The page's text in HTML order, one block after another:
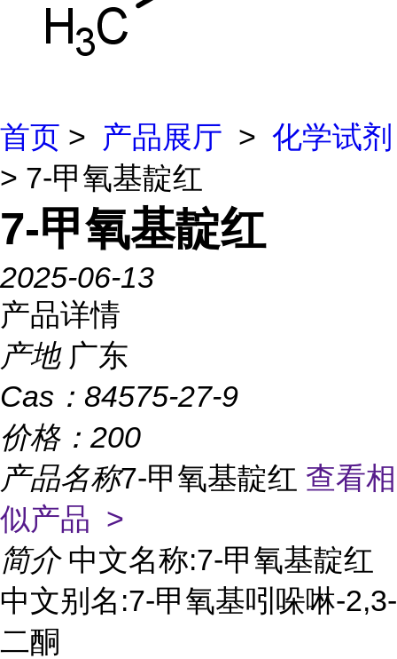
首页 > 产品展厅 > 化学试剂
> 7-甲氧基靛红
7-甲氧基靛红
2025-06-13
产品详情
产地 广东
Cas： 84575-27-9
价格： 200
产品名称7-甲氧基靛红 查看相
似产品 >
简介 中文名称:7-甲氧基靛红
中文别名:7-甲氧基吲哚啉-2,3-
二酮